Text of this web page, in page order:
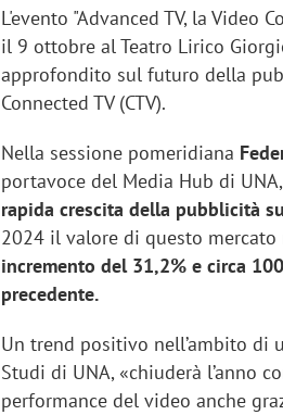
L'evento "Advanced TV, la Video
il 9 ottobre al Teatro Lirico
approfondito sul futuro della
Connected TV (CTV).
Nella sessione pomeridiana
portavoce del Media Hub di
rapida crescita della pubblicità
2024 il valore di questo mercato
incremento del 31,2% e circa
precedente.
Un trend positivo nell’ambito di
Studi di UNA, «chiuderà l’anno
performance del video anche